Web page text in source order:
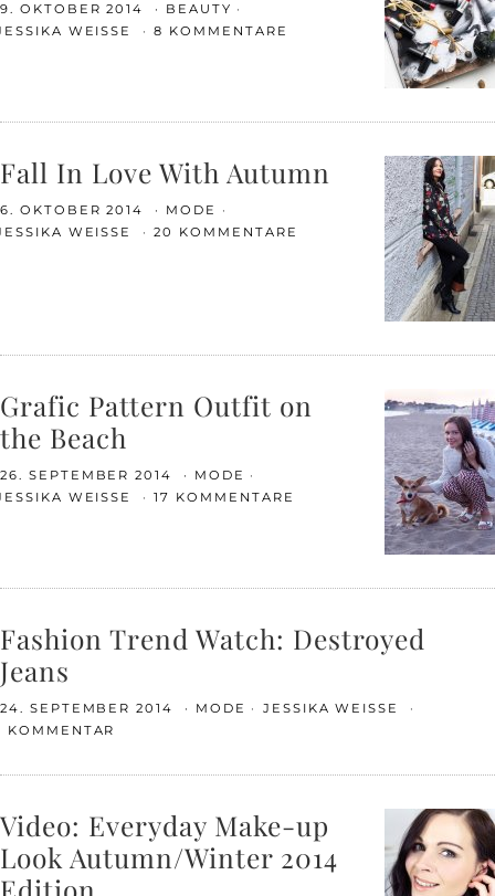
9. OKTOBER 2014
BEAUTY
WEISSE
8 KOMMENTARE
Fall In Love With Autumn
6. OKTOBER 2014
MODE
WEISSE
20 KOMMENTARE
Grafic Pattern Outfit on
the Beach
26. SEPTEMBER 2014
MODE
WEISSE
17 KOMMENTARE
Fashion Trend Watch: Destroyed
Jeans
24. SEPTEMBER 2014 MODE
JESSIKA WEISSE
KOMMENTAR
Video: Everyday Make-up
Look Autumn/Winter 2014